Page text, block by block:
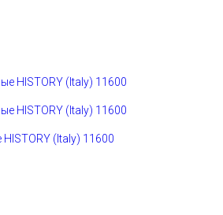
(Italy) 11600